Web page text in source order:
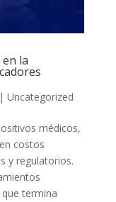
la
| Uncategorized
médicos,
costos
y regulatorios.
termina